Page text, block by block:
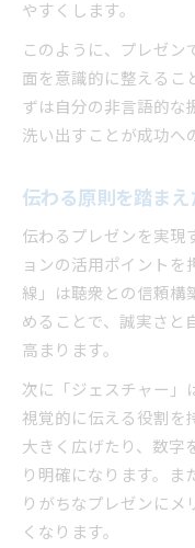
やすくします。
このように、プレゼン
面を意識的に整えるこ
ずは自分の非言語的な
洗い出すことが成功へ
伝わる原則を踏ま
伝わるプレゼンを実現
ョンの活用ポイントを
線」は聴衆との信頼構
めることで、誠実さと
高まります。
次に「ジェスチャー」
視覚的に伝える役割を
大きく広げたり、数字
り明確になります。ま
りがちなプレゼンにメ
くなります。